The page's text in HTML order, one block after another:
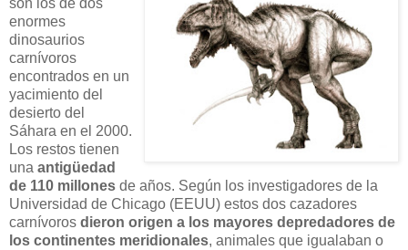
son los de dos
enormes
dinosaurios
carnívoros
encontrados en un
yacimiento del
desierto del
Sáhara en el 2000.
Los restos tienen
una antigüedad
de 110 millones de años. Según los investigadores de la
Universidad de Chicago (EEUU) estos dos cazadores
carnívoros dieron origen a los mayores depredadores de
los continentes meridionales, animales que igualaban o